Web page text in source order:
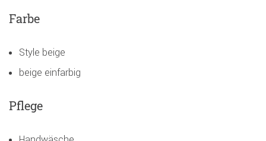
Farbe
Style beige
beige einfarbig
Pflege